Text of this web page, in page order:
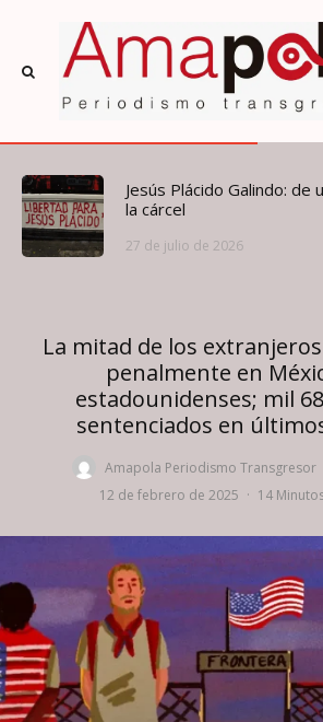
Jesús Plácido Galindo: de
la cárcel
27 de julio de 2026
La mitad de los
penalmente en
estadounidenses; mil
sentenciados en
Amapola Periodismo Transgresor
12 de febrero de 2025 · 14